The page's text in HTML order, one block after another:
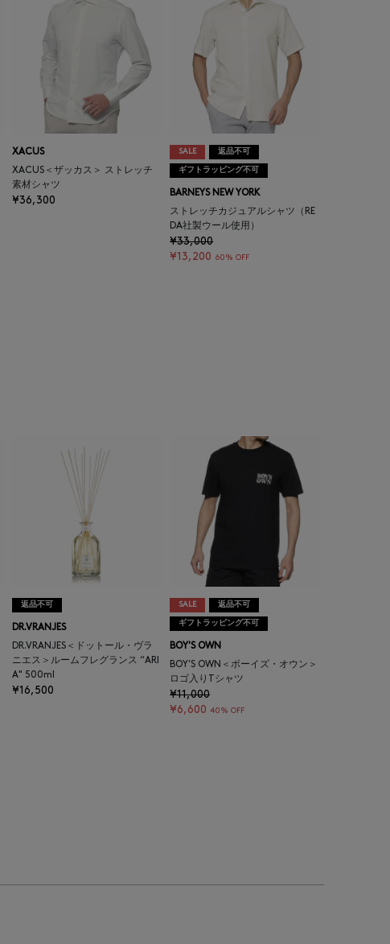
XACUS
XACUS＜ザッカス＞ ストレッチ
素材シャツ
¥36,300
SALE 返品不可
ギフトラッピング不可
BARNEYS NEW YORK
ストレッチカジュアルシャツ（RE
DA社製ウール使用）
¥33,000
¥13,200 60% OFF
返品不可
DR.VRANJES
DR.VRANJES＜ドットール・ヴラ
ニエス＞ルームフレグランス “ARI
A" 500ml
¥16,500
SALE 返品不可
ギフトラッピング不可
BOY'S OWN
BOY’S OWN＜ボーイズ・オウン＞
ロゴ入りTシャツ
¥11,000
¥6,600 40% OFF